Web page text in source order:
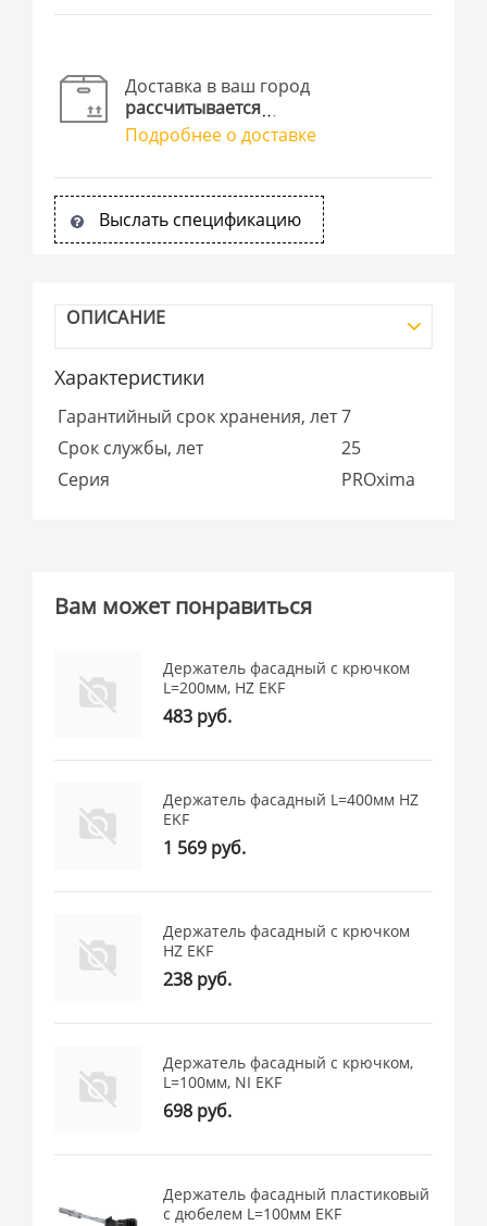
Доставка в ваш город
рассчитывается
Подробнее о доставке
Выслать спецификацию
ОПИСАНИЕ
Характеристики
Гарантийный срок хранения, лет7
Срок службы, лет
25
Серия
PROxima
Вам может понравиться
Держатель фасадный с крючком
L=200мм, HZ EKF
483 руб.
Держатель фасадный L=400мм HZ
EKF
1 569 руб.
Держатель фасадный с крючком
HZ EKF
238 руб.
Держатель фасадный с крючком,
L=100мм, NI EKF
698 руб.
Держатель фасадный пластиковый
с дюбелем L=100мм EKF